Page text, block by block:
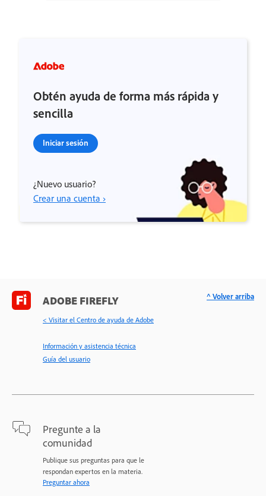
Obtén ayuda de forma más rápida y
sencilla
Iniciar sesión
¿Nuevo usuario?
Crear una cuenta ›
ADOBE FIREFLY
< Visitar el Centro de ayuda de Adobe
Información y asistencia técnica
Guía del usuario
Pregunte a la
comunidad
Publique sus preguntas para que le
respondan expertos en la materia.
Preguntar ahora
^ Volver arriba